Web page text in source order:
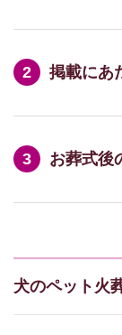
掲載にあ
お葬式後
犬のペット火